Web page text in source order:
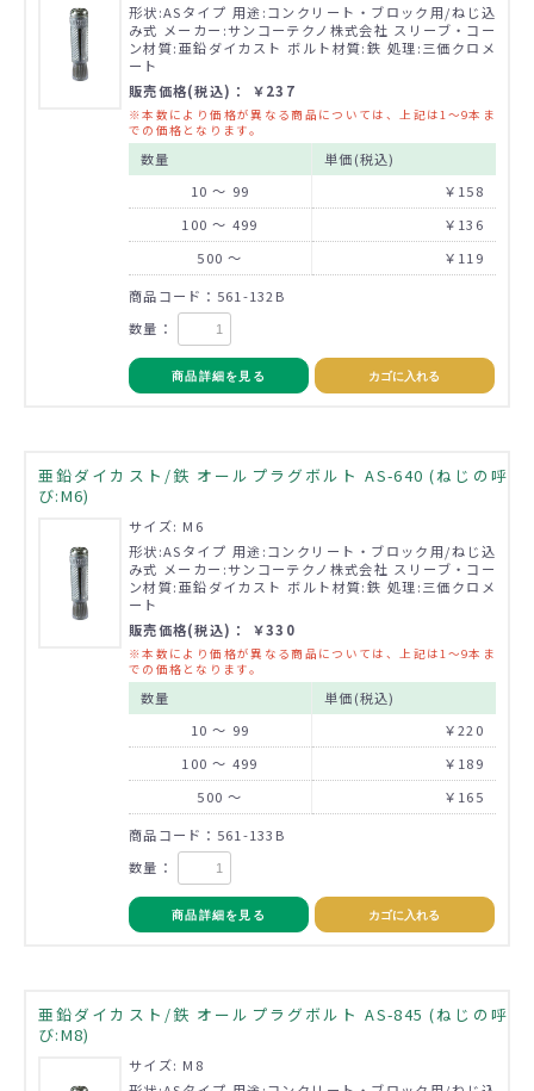
形状:ASタイプ 用途:コンクリート・ブロック用/ねじ込
み式 メーカー:サンコーテクノ株式会社 スリーブ・コー
ン材質:亜鉛ダイカスト ボルト材質:鉄 処理:三価クロメ
ート
販売価格(税込)： ￥237
※本数により価格が異なる商品については、上記は1～9本ま
での価格となります。
数量
単価(税込)
10 ～ 99
￥158
100 ～ 499
￥136
500 ～
￥119
商品コード：561-132B
数量：
商品詳細を見る カゴに入れる
亜鉛ダイカスト/鉄 オールプラグボルト AS-640 (ねじの呼
び:M6)
サイズ: M6
形状:ASタイプ 用途:コンクリート・ブロック用/ねじ込
み式 メーカー:サンコーテクノ株式会社 スリーブ・コー
ン材質:亜鉛ダイカスト ボルト材質:鉄 処理:三価クロメ
ート
販売価格(税込)： ￥330
※本数により価格が異なる商品については、上記は1～9本ま
での価格となります。
数量
単価(税込)
10 ～ 99
￥220
100 ～ 499
￥189
500 ～
￥165
商品コード：561-133B
数量：
商品詳細を見る カゴに入れる
亜鉛ダイカスト/鉄 オールプラグボルト AS-845 (ねじの呼
び:M8)
サイズ: M8